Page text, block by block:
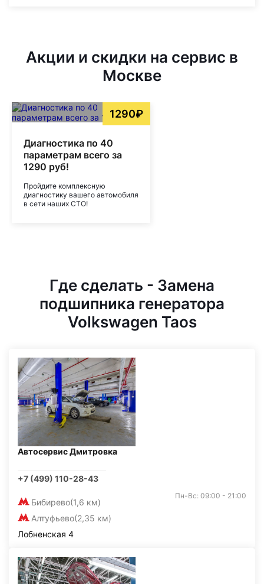
Акции и скидки на сервис в
Москве
1290₽
Диагностика по 40
параметрам всего за
1290 руб!
Пройдите комплексную
диагностику вашего автомобиля
в сети наших СТО!
Где сделать - Замена
подшипника генератора
Volkswagen Taos
Автосервис Дмитровка
+7 (499) 110-28-43
Бибирево(1,6 км)
Алтуфьево(2,35 км)
Пн-Вс: 09:00 - 21:00
Лобненская 4